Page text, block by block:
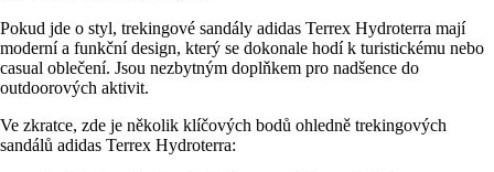
Pokud jde o styl, trekingové sandály adidas Terrex Hydroterra mají
moderní a funkční design, který se dokonale hodí k turistickému nebo
casual oblečení. Jsou nezbytným doplňkem pro nadšence do
outdoorových aktivit.
Ve zkratce, zde je několik klíčových bodů ohledně trekingových
sandálů adidas Terrex Hydroterra: